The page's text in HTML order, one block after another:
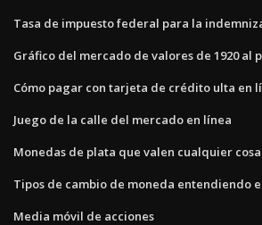
Tasa de impuesto federal para la
Gráfico del mercado de valores de 1920 al
Cómo pagar con tarjeta de crédito ulta en
Juego de la calle del mercado en línea
Monedas de plata que valen cualquier cosa
Tipos de cambio de moneda entendiendo
Media móvil de acciones